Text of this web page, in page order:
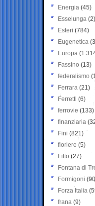
Energia (45)
Esselunga (2)
Esteri (784)
Eugenetica
Europa
Fassino (13)
federalismo
Ferrara (21)
Ferretti (6)
ferrovie (133)
finanziaria
Fini (821)
fioriere (5)
Fitto (27)
Fontana di
Formigoni
Forza Italia
frana (9)